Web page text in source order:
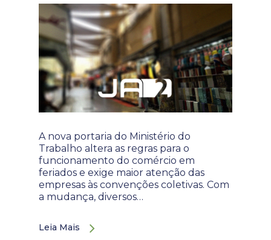
A nova portaria do Ministério do
Trabalho altera as regras para o
funcionamento do comércio em
feriados e exige maior atenção das
empresas às convenções coletivas. Com
a mudança, diversos…
Leia Mais